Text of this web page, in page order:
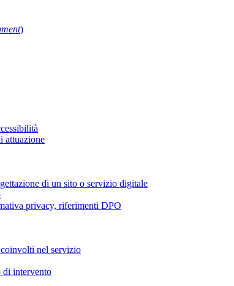
)
attuazione
di un sito o servizio digitale
privacy, riferimenti DPO
nel servizio
di intervento